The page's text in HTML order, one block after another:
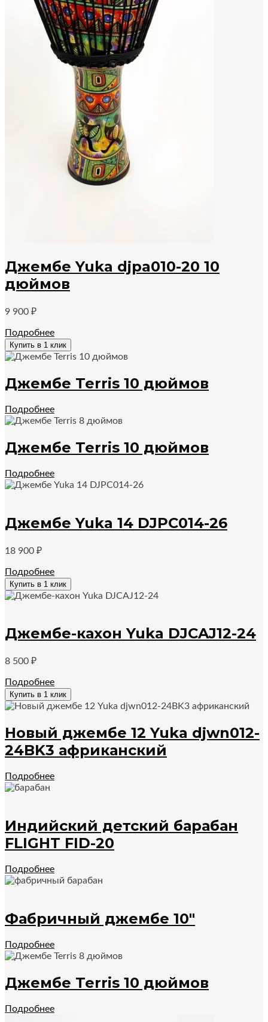
Джембе Yuka djpa010-20 10
дюймов
9 900 ₽
Подробнее
Купить в 1 клик
Джембе Terris 10 дюймов
Подробнее
Джембе Terris 10 дюймов
Подробнее
Джембе Yuka 14 DJPC014-26
18 900 ₽
Подробнее
Купить в 1 клик
Джембе-кахон Yuka DJCAJ12-24
8 500 ₽
Подробнее
Купить в 1 клик
Новый джембе 12 Yuka djwn012-
24BK3 африканский
Подробнее
Индийский детский барабан
FLIGHT FID-20
Подробнее
Фабричный джембе 10″
Подробнее
Джембе Terris 10 дюймов
Подробнее